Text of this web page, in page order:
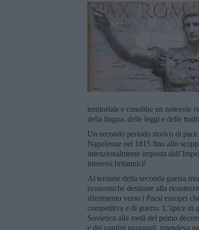
territoriale e conobbe un notevole
della lingua, delle leggi e delle
Un secondo periodo storico di
Napoleone nel 1815 fino allo
intenzionalmente imposta
interessi britannici!
Al termine della seconda guerra
economiche destinate alla
riferimento verso i Paesi europei
competitiva e di guerra. L’apice di
Sovietica alla metà del primo
e dei confini nazionali, intendeva